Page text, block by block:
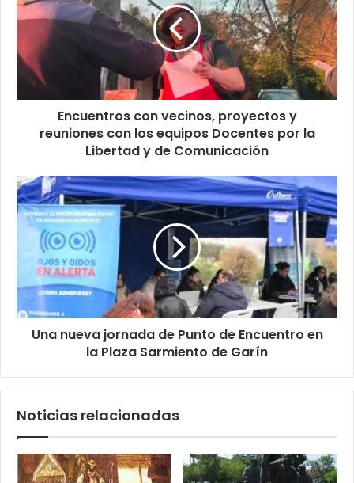
Encuentros con vecinos, proyectos y
reuniones con los equipos Docentes por la
Libertad y de Comunicación
Una nueva jornada de Punto de Encuentro en
la Plaza Sarmiento de Garín
Noticias relacionadas